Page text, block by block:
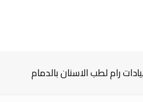
رام لطب الاسنان بالدمام